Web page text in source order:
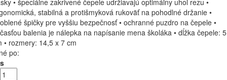
• špeciálne zakrivené čepele udržiavajú optimálny uhol rezu •
stabilná a protišmyková rukoväť na pohodlné držanie •
špičky pre vyššiu bezpečnosť • ochranné puzdro na čepele •
balenia je nálepka na napísanie mena školáka • dĺžka čepele:
• rozmery: 14,5 x 7 cm
po: